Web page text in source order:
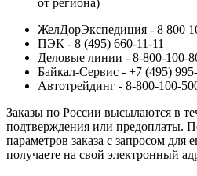
ЖелДорЭкспедиция - 8 800
ПЭК - 8 (495) 660-11-11
Деловые линии - 8-800-100-
Байкал-Сервис - +7 (495)
Автотрейдинг - 8-800-100-
Заказы по России высылаются в
подтверждения или предоплаты.
параметров заказа с запросом
получаете на свой электронный